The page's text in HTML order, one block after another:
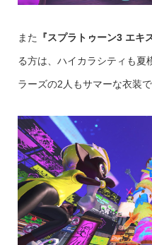
また 『スプラトゥーン3 エキ
る方は、ハイカラシティも夏
ラーズの2人もサマーな衣装